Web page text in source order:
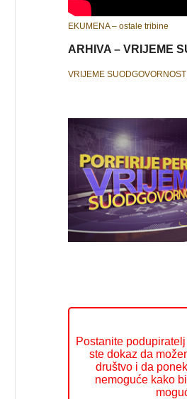
EKUMENA – ostale tribine
ARHIVA – VRIJEME
VRIJEME
Postanite
ste dokaz da
društvo i da
nemoguće kako